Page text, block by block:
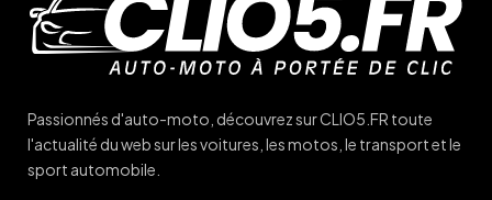
Passionnés d'auto-moto, découvrez sur CLIO5.FR toute
l'actualité du web sur les voitures, les motos, le transport et le
sport automobile.